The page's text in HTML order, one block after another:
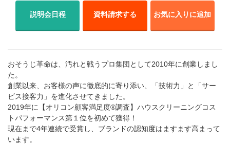
説明会日程 資料請求する お気に入りに追加
おそうじ革命は、汚れと戦うプロ集団として2010年に創業しまし
た。
創業以来、お客様の声に徹底的に寄り添い、「技術力」と「サー
ビス接客力」を進化させてきました。
2019年に【オリコン顧客満足度®調査】ハウスクリーニングコス
トパフォーマンス第１位を初めて獲得！
現在まで4年連続で受賞し、ブランドの認知度はますます高まって
います。